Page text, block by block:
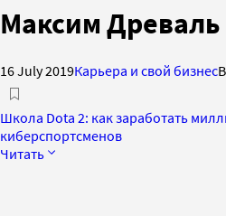
Максим Древаль
16 July 2019Карьера и свой бизнес
Школа Dota 2: как заработать
киберспортсменов
Читать